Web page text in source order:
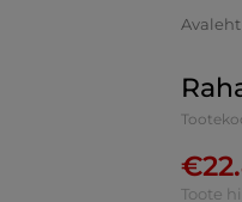
Avaleht
€
Toote